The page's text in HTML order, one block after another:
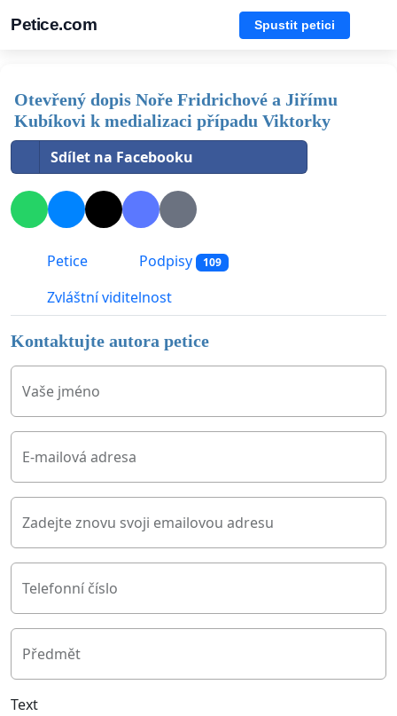
Petice.com Spustit petici
Otevřený dopis Noře Fridrichové a Jiřímu
Kubíkovi k medializaci případu Viktorky
Sdílet na Facebooku
Petice Podpisy 109
Zvláštní viditelnost
Kontaktujte autora petice
Vaše jméno
E-mailová adresa
Zadejte znovu svoji emailovou adresu
Telefonní číslo
Předmět
Text